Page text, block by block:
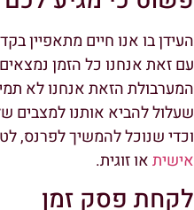
העידן בו אנו חיים מתאפיין
עם זאת אנחנו כל הזמן
המערבולת הזאת אנחנו לא
שעלול להביא אותנו למצבים
וכדי שנוכל להמשיך לפרנס,
אישיתאו זוגית.
לקחת פסק זמן